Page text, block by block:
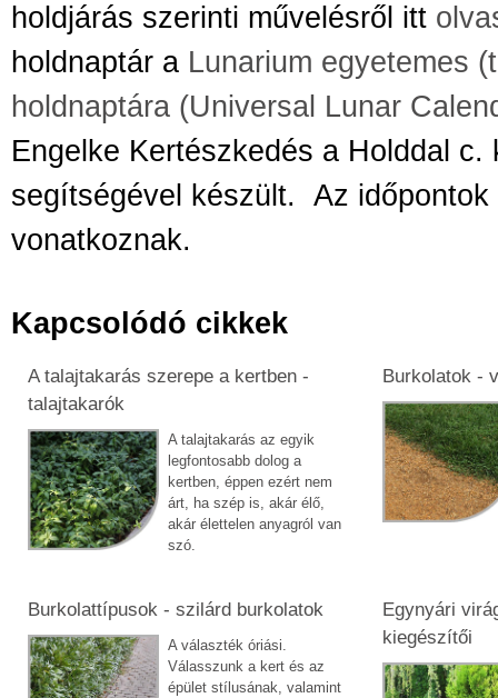
holdjárás szerinti művelésről itt
holdnaptár a Lunarium egyetemes
holdnaptára (Universal Lunar
Engelke Kertészkedés a Holddal c.
segítségével készült.
Az
vonatkoznak.
Kapcsolódó cikkek
A talajtakarás szerepe a kertben -
talajtakarók
A talajtakarás az egyik
legfontosabb dolog a
kertben, éppen ezért nem
árt, ha szép is, akár élő,
akár élettelen anyagról van
szó.
Burkolatok -
Burkolattípusok - szilárd burkolatok
A választék óriási.
Válasszunk a kert és az
épület stílusának, valamint
Egynyári
kiegészítői